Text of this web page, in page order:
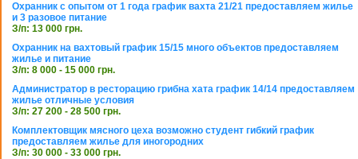
Охранник с опытом от 1 года график вахта 21/21 предоставляем жилье
и 3 разовое питание
З/п: 13 000 грн.
Охранник на вахтовый график 15/15 много объектов предоставляем
жилье и питание
З/п: 8 000 - 15 000 грн.
Администратор в ресторацию грибна хата график 14/14 предоставляем
жилье отличные условия
З/п: 27 200 - 28 500 грн.
Комплектовщик мясного цеха возможно студент гибкий график
предоставляем жилье для иногородних
З/п: 30 000 - 33 000 грн.